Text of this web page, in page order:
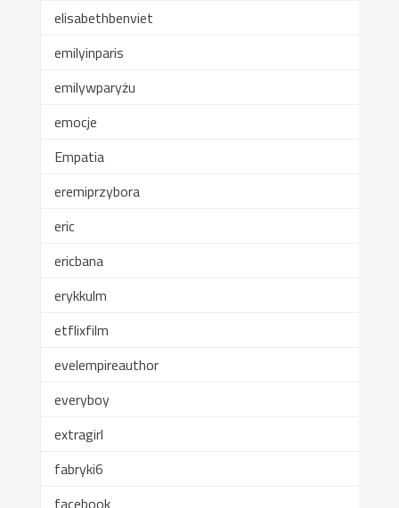
elisabethbenviet
emilyinparis
emilywparyżu
emocje
Empatia
eremiprzybora
eric
ericbana
erykkulm
etflixfilm
evelempireauthor
everyboy
extragirl
fabryki6
facebook